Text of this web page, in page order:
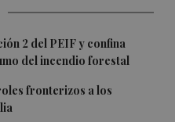
2 del PEIF y confina
del incendio forestal
fronterizos a los